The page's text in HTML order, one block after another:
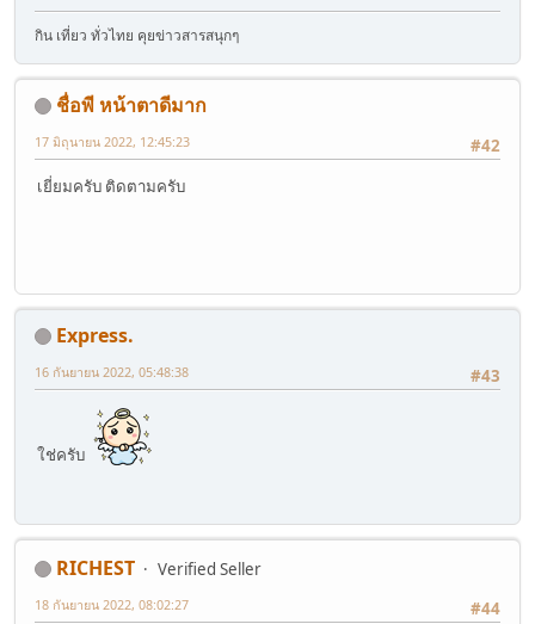
กิน เที่ยว ทั่วไทย คุยข่าวสารสนุกๆ
ชื่อพี หน้าตาดีมาก
#42
17 มิถุนายน 2022, 12:45:23
เยี่ยมครับ ติดตามครับ
Express.
#43
16 กันยายน 2022, 05:48:38
ใช่ครับ
RICHEST
Verified Seller
#44
18 กันยายน 2022, 08:02:27